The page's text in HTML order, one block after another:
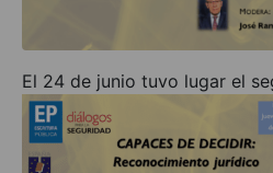
El 24 de junio tuvo lugar el